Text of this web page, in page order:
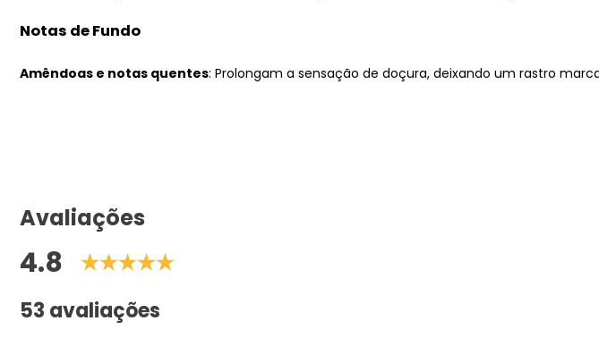
Notas de Fundo
Amêndoas e notas quentes: Prolongam a sensação de doçura, deixando um rastro
Avaliações
4.8
53 avaliações